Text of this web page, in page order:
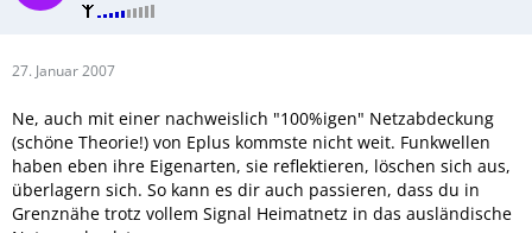
27. Januar 2007
Ne, auch mit einer nachweislich "100%igen" Netzabdeckung
(schöne Theorie!) von Eplus kommste nicht weit. Funkwellen
haben eben ihre Eigenarten, sie reflektieren, löschen sich aus,
überlagern sich. So kann es dir auch passieren, dass du in
Grenznähe trotz vollem Signal Heimatnetz in das ausländische